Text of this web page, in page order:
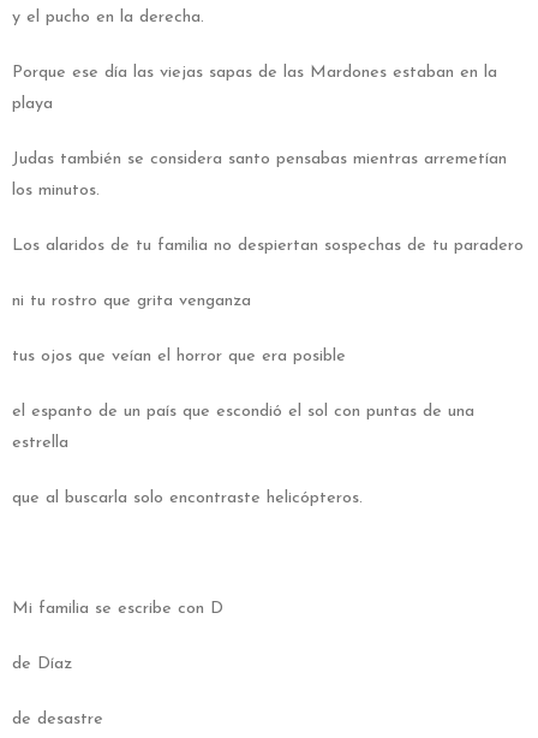
y el pucho en la derecha.
Porque ese día las viejas sapas de las Mardones estaban en la
playa
Judas también se considera santo pensabas mientras arremetían
los minutos.
Los alaridos de tu familia no despiertan sospechas de tu paradero
ni tu rostro que grita venganza
tus ojos que veían el horror que era posible
el espanto de un país que escondió el sol con puntas de una
estrella
que al buscarla solo encontraste helicópteros.
Mi familia se escribe con D
de Díaz
de desastre